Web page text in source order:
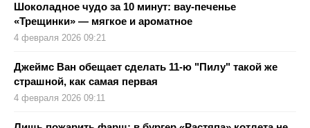
Шоколадное чудо за 10 минут: вау-печенье
«Трещинки» — мягкое и ароматное
4 февраля 2026 09:21
Джеймс Ван обещает сделать 11-ю "Пилу" такой же
страшной, как самая первая
4 февраля 2026 09:11